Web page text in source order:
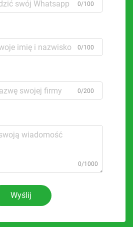
0/100
0/100
0/200
0/1000
Wyślij